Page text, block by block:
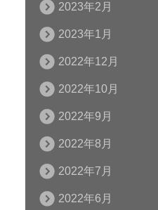
2023年2月
2023年1月
2022年12月
2022年10月
2022年9月
2022年8月
2022年7月
2022年6月